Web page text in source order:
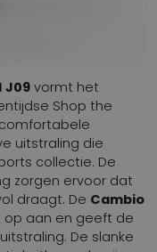
J09 vormt het
Shop the
uitstraling die
collectie. De
zorgen ervoor dat
draagt. De Cambio
op aan en geeft de
De slanke